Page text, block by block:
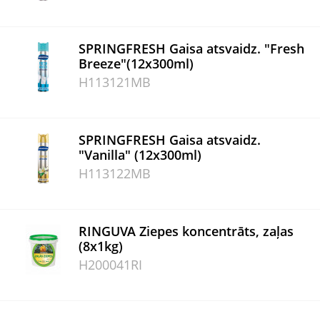
SPRINGFRESH Gaisa atsvaidz. "Fresh
Breeze"(12x300ml)
H113121MB
SPRINGFRESH Gaisa atsvaidz.
"Vanilla" (12x300ml)
H113122MB
RINGUVA Ziepes koncentrāts, zaļas
(8x1kg)
H200041RI